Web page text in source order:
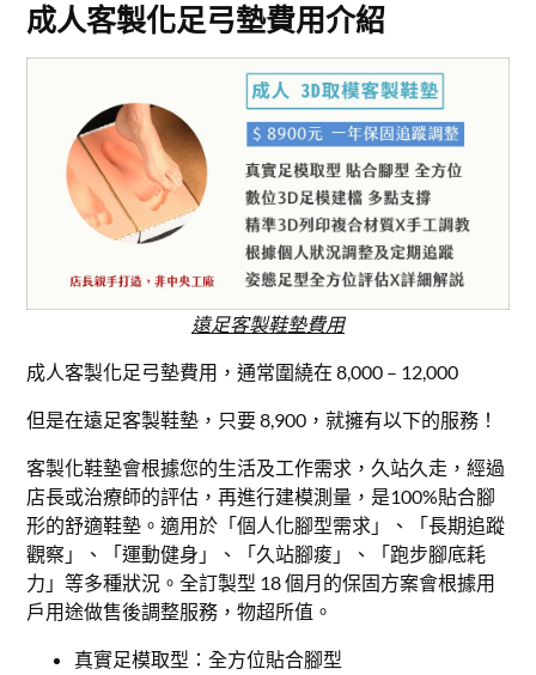
成人客製化足弓墊費用介紹
遠足客製鞋墊費用
成人客製化足弓墊費用，通常圍繞在 8,000 – 12,000
但是在遠足客製鞋墊，只要 8,900，就擁有以下的服務！
客製化鞋墊會根據您的生活及工作需求，久站久走，經過
店長或治療師的評估，再進行建模測量，是100%貼合腳
形的舒適鞋墊。適用於「個人化腳型需求」、「長期追蹤
觀察」、「運動健身」、「久站腳痠」、「跑步腳底耗
力」等多種狀況。全訂製型 18 個月的保固方案會根據用
戶用途做售後調整服務，物超所值。
真實足模取型：全方位貼合腳型